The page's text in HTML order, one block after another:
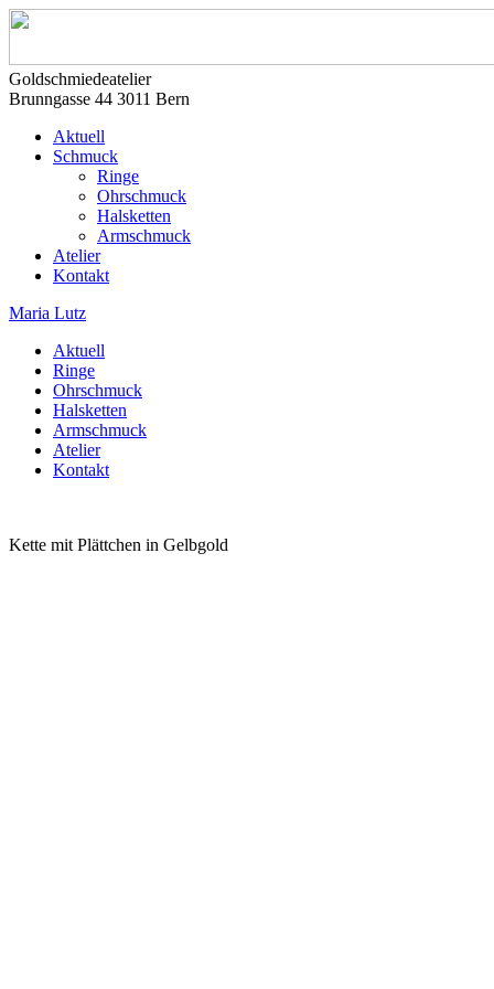
Goldschmiedeatelier
Brunngasse 44 3011 Bern
Aktuell
Schmuck
Ringe
Ohrschmuck
Halsketten
Armschmuck
Atelier
Kontakt
Maria Lutz
Aktuell
Ringe
Ohrschmuck
Halsketten
Armschmuck
Atelier
Kontakt
Kette mit Plättchen in Gelbgold